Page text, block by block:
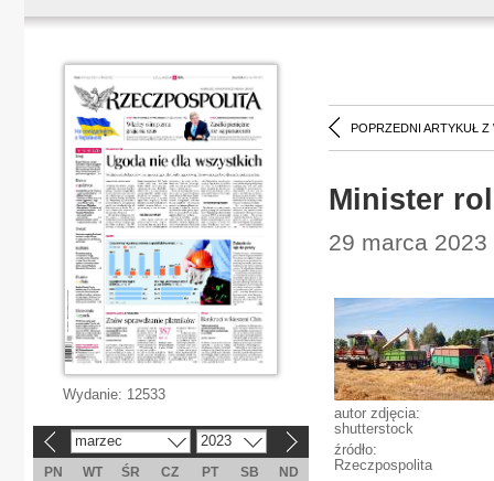
POPRZEDNI ARTYKUŁ Z
Minister
29 marca
autor zdjęcia:
shutterstock
źródło:
Rzeczpospolita
Wydanie: 12533
marzec 2023
PN WT ŚR CZ PT SB
ND